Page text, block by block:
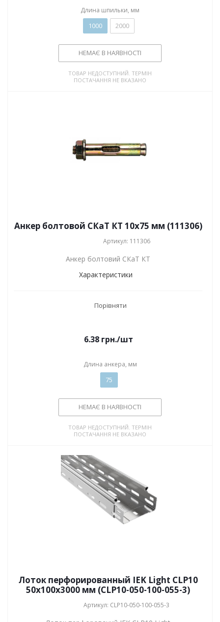
Длина шпильки, мм
1000 2000
НЕМАЄ В НАЯВНОСТІ
ТОВАР НЕДОСТУПНИЙ. ТЕРМІН
ПОСТАЧАННЯ НЕ ВКАЗАНО
Анкер болтовой СКаТ КТ 10х75 мм (111306)
Артикул: 111306
Анкер болтовий СКаТ КТ
Характеристики
Порівняти
6.38грн./шт
Длина анкера, мм
75
НЕМАЄ В НАЯВНОСТІ
ТОВАР НЕДОСТУПНИЙ. ТЕРМІН
ПОСТАЧАННЯ НЕ ВКАЗАНО
Лоток перфорированный IEK Light CLP10
50x100x3000 мм (CLP10-050-100-055-3)
Артикул: CLP10-050-100-055-3